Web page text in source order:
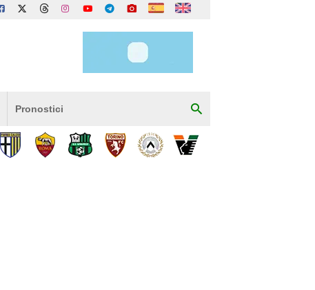
Pronostici